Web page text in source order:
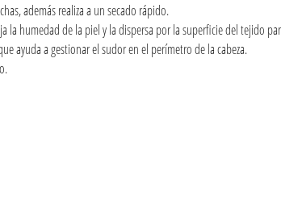
además realiza a un secado rápido.
la humedad de la piel y la dispersa por la superficie del tejido
ayuda a gestionar el sudor en el perímetro de la cabeza.